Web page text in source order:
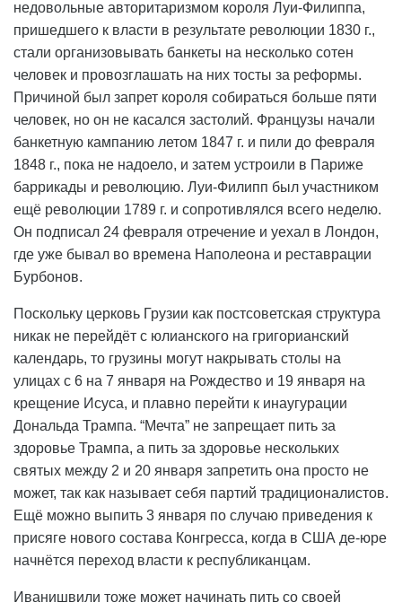
недовольные авторитаризмом короля Луи-Филиппа,
пришедшего к власти в результате революции 1830 г.,
стали организовывать банкеты на несколько сотен
человек и провозглашать на них тосты за реформы.
Причиной был запрет короля собираться больше пяти
человек, но он не касался застолий. Французы начали
банкетную кампанию летом 1847 г. и пили до февраля
1848 г., пока не надоело, и затем устроили в Париже
баррикады и революцию. Луи-Филипп был участником
ещё революции 1789 г. и сопротивлялся всего неделю.
Он подписал 24 февраля отречение и уехал в Лондон,
где уже бывал во времена Наполеона и реставрации
Бурбонов.
Поскольку церковь Грузии как постсоветская структура
никак не перейдёт с юлианского на григорианский
календарь, то грузины могут накрывать столы на
улицах с 6 на 7 января на Рождество и 19 января на
крещение Исуса, и плавно перейти к инаугурации
Дональда Трампа. “Мечта” не запрещает пить за
здоровье Трампа, а пить за здоровье нескольких
святых между 2 и 20 января запретить она просто не
может, так как называет себя партий традиционалистов.
Ещё можно выпить 3 января по случаю приведения к
присяге нового состава Конгресса, когда в США де-юре
начнётся переход власти к республиканцам.
Иванишвили тоже может начинать пить со своей